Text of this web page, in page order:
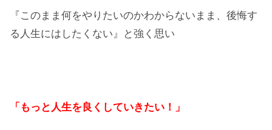
『このまま何をやりたいのかわからないまま、後悔す
る人生にはしたくない』と強く思い
「もっと人生を良くしていきたい！」